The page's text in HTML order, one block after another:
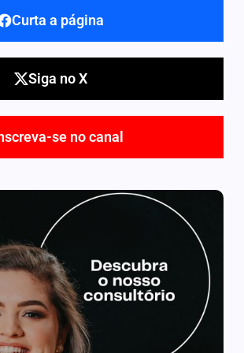
Curta a página
Siga no X
se no canal